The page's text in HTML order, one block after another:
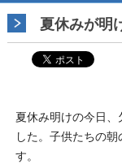
夏休みが明
夏休み明けの今日
した。子供たちの
す。